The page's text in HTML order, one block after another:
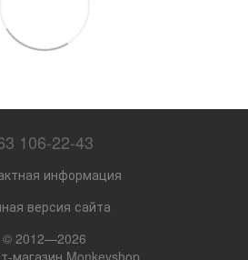
106-22-43
информация
версия сайта
© 2012—2026
магазин Monkeyshop